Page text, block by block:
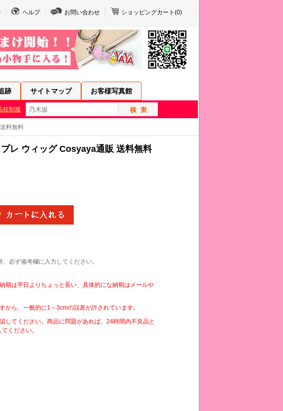
ヘルプ お問い合わせ ショッピングカート(0)
跡 サイトマップ お客様写真館
校制服
料無料
レ ウィッグ Cosyaya通販 送料無料
必ず備考欄に入力してください。
期は平日よりちょっと長い、具体的にな納期はメールや
から、一般的に1～3cmの誤差が許されています。
してください。商品に問題があれば、24時間内不良品と
ください。